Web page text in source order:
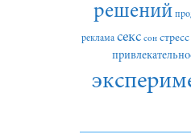
решений
реклама секс сон стресс